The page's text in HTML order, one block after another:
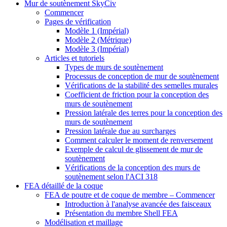
Mur de soutènement SkyCiv
Commencer
Pages de vérification
Modèle 1 (Impérial)
Modèle 2 (Métrique)
Modèle 3 (Impérial)
Articles et tutoriels
Types de murs de soutènement
Processus de conception de mur de soutènement
Vérifications de la stabilité des semelles murales
Coefficient de friction pour la conception des
murs de soutènement
Pression latérale des terres pour la conception des
murs de soutènement
Pression latérale due au surcharges
Comment calculer le moment de renversement
Exemple de calcul de glissement de mur de
soutènement
Vérifications de la conception des murs de
soutènement selon l'ACI 318
FEA détaillé de la coque
FEA de poutre et de coque de membre – Commencer
Introduction à l'analyse avancée des faisceaux
Présentation du membre Shell FEA
Modélisation et maillage